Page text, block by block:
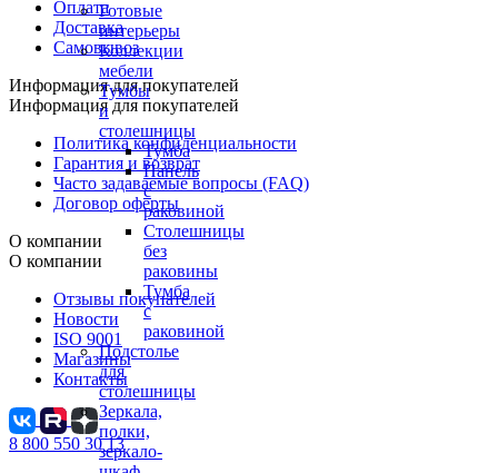
Готовые
интерьеры
Коллекции
мебели
Тумбы
и
столешницы
Тумба
Панель
с
раковиной
Столешницы
без
раковины
Тумба
с
раковиной
Подстолье
для
столешницы
Зеркала,
полки,
зеркало-
Оплата
Доставка
Самовывоз
Информация для покупателей
Информация для покупателей
Политика конфиденциальности
Гарантия и возврат
Часто задаваемые вопросы (FAQ)
Договор оферты
О компании
О компании
Отзывы покупателей
Новости
ISO 9001
Магазины
Контакты
8 800 550 30 13